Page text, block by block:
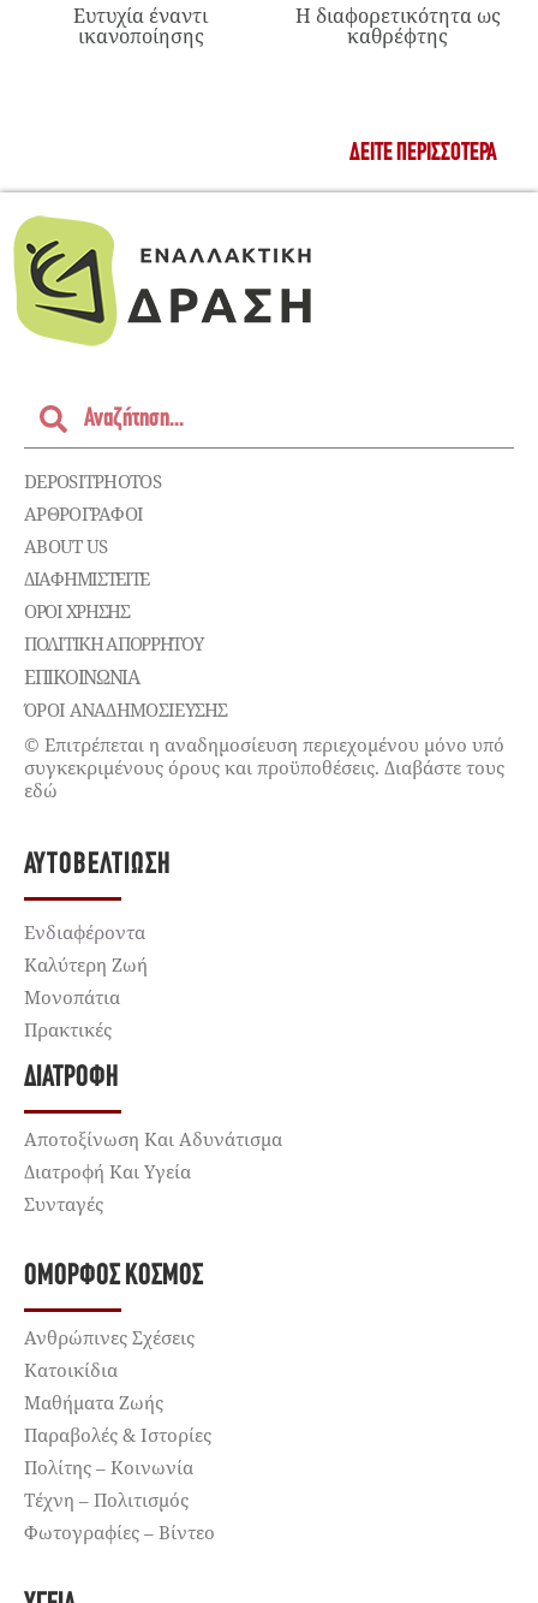
Ευτυχία έναντι
ικανοποίησης
Η διαφορετικότητα ως
καθρέφτης
ΔΕΊΤΕ ΠΕΡΙΣΣΌΤΕΡΑ
DEPOSITPHOTOS
ΑΡΘΡΟΓΡΑΦΟΙ
ABOUT US
ΔΙΑΦΗΜΙΣΤΕΊΤΕ
ΌΡΟΙ ΧΡΉΣΗΣ
ΠΟΛΙΤΙΚΉ ΑΠΟΡΡΉΤΟΥ
ΕΠΙΚΟΙΝΩΝΊΑ
ΌΡΟΙ ΑΝΑΔΗΜΟΣΙΕΥΣΗΣ
© Επιτρέπεται η αναδημοσίευση περιεχομένου μόνο υπό
συγκεκριμένους όρους και προϋποθέσεις. Διαβάστε τους
εδώ
ΑΥΤΟΒΕΛΤΊΩΣΗ
Ενδιαφέροντα
Καλύτερη Ζωή
Μονοπάτια
Πρακτικές
ΔΙΑΤΡΟΦΉ
Αποτοξίνωση Και Αδυνάτισμα
Διατροφή Και Υγεία
Συνταγές
ΌΜΟΡΦΟΣ ΚΌΣΜΟΣ
Ανθρώπινες Σχέσεις
Κατοικίδια
Μαθήματα Ζωής
Παραβολές & Ιστορίες
Πολίτης – Κοινωνία
Τέχνη – Πολιτισμός
Φωτογραφίες – Βίντεο